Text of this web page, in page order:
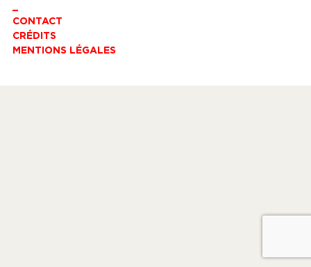
CONTACT
CRÉDITS
MENTIONS LÉGALES